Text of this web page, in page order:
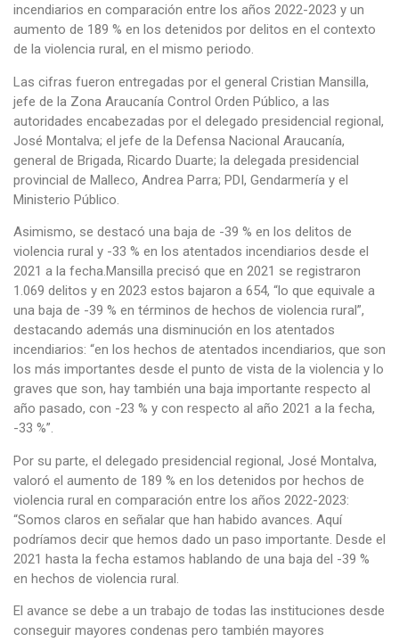
incendiarios en comparación entre los años 2022-2023 y un
aumento de 189 % en los detenidos por delitos en el contexto
de la violencia rural, en el mismo periodo.
Las cifras fueron entregadas por el general Cristian Mansilla,
jefe de la Zona Araucanía Control Orden Público, a las
autoridades encabezadas por el delegado presidencial regional,
José Montalva; el jefe de la Defensa Nacional Araucanía,
general de Brigada, Ricardo Duarte; la delegada presidencial
provincial de Malleco, Andrea Parra; PDI, Gendarmería y el
Ministerio Público.
Asimismo, se destacó una baja de -39 % en los delitos de
violencia rural y -33 % en los atentados incendiarios desde el
2021 a la fecha.Mansilla precisó que en 2021 se registraron
1.069 delitos y en 2023 estos bajaron a 654, “lo que equivale a
una baja de -39 % en términos de hechos de violencia rural”,
destacando además una disminución en los atentados
incendiarios: “en los hechos de atentados incendiarios, que son
los más importantes desde el punto de vista de la violencia y lo
graves que son, hay también una baja importante respecto al
año pasado, con -23 % y con respecto al año 2021 a la fecha,
-33 %”.
Por su parte, el delegado presidencial regional, José Montalva,
valoró el aumento de 189 % en los detenidos por hechos de
violencia rural en comparación entre los años 2022-2023:
“Somos claros en señalar que han habido avances. Aquí
podríamos decir que hemos dado un paso importante. Desde el
2021 hasta la fecha estamos hablando de una baja del -39 %
en hechos de violencia rural.
El avance se debe a un trabajo de todas las instituciones desde
conseguir mayores condenas pero también mayores